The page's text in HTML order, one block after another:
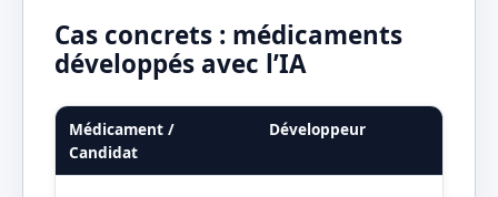
Cas concrets : médicaments
développés avec l’IA
Médicament /
Candidat
Développeur